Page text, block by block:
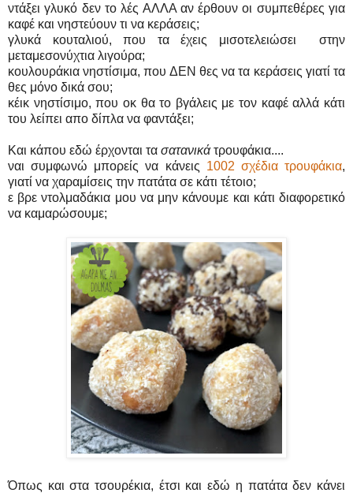
ντάξει γλυκό δεν το λές ΑΛΛΑ αν έρθουν οι συμπεθέρες για
καφέ και νηστεύουν τι να κεράσεις;
γλυκά κουταλιού, που τα έχεις μισοτελειώσει στην
μεταμεσονύχτια λιγούρα;
κουλουράκια νηστίσιμα, που ΔΕΝ θες να τα κεράσεις γιατί τα
θες μόνο δικά σου;
κέικ νηστίσιμο, που οκ θα το βγάλεις με τον καφέ αλλά κάτι
του λείπει απο δίπλα να φαντάξει;
Και κάπου εδώ έρχονται τα σατανικάτρουφάκια....
ναι συμφωνώ μπορείς να κάνεις 1002 σχέδια τρουφάκια,
γιατί να χαραμίσεις την πατάτα σε κάτι τέτοιο;
ε βρε ντολμαδάκια μου να μην κάνουμε και κάτι διαφορετικό
να καμαρώσουμε;
Όπως και στα τσουρέκια, έτσι και εδώ η πατάτα δεν κάνει